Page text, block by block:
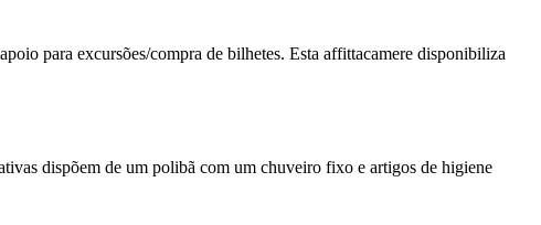
para excursões/compra de bilhetes. Esta affittacamere disponibiliza
dispõem de um polibã com um chuveiro fixo e artigos de higiene